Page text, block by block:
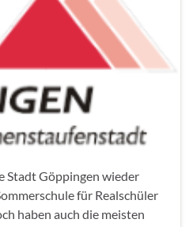
Stadt Göppingen wieder
für Realschüler
haben auch die meisten